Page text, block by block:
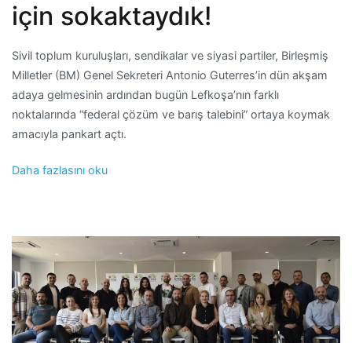
için sokaktaydık!
Sivil toplum kuruluşları, sendikalar ve siyasi partiler, Birleşmiş
Milletler (BM) Genel Sekreteri Antonio Guterres’in dün akşam
adaya gelmesinin ardından bugün Lefkoşa’nın farklı
noktalarında “federal çözüm ve barış talebini” ortaya koymak
amacıyla pankart açtı.
Daha fazlasını oku